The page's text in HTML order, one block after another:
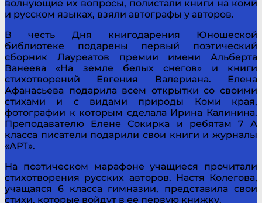
волнующие их вопросы, полистали книги на коми
и русском языках, взяли автографы у авторов.
В честь Дня книгодарения Юношеской
библиотеке подарены первый поэтический
сборник Лауреатов премии имени Альберта
Ванеева «На земле белых снегов» и книги
стихотворений Евгения Валериана. Елена
Афанасьева подарила всем открытки со своими
стихами и с видами природы Коми края,
фотографии к которым сделала Ирина Калинина.
Преподавателю Елене Сокирка и ребятам 7 А
класса писатели подарили свои книги и журналы
«АРТ».
На поэтическом марафоне учащиеся прочитали
стихотворения русских авторов. Настя Колегова,
учащаяся 6 класса гимназии, представила свои
стихи, которые войдут в ее первую книжку.